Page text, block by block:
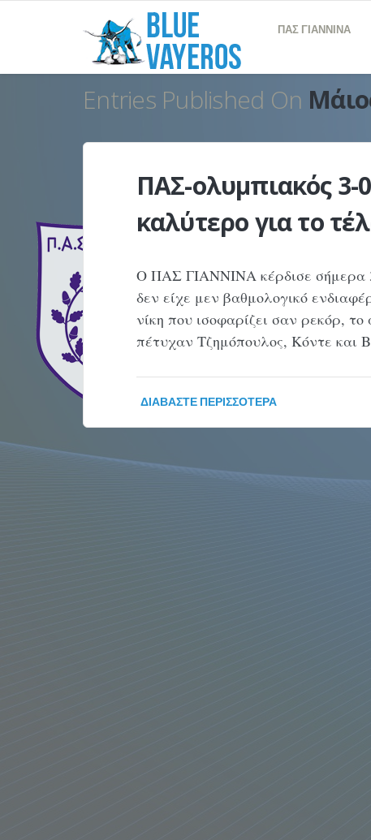
ΠΑΣ ΓΙΑΝΝΙΝΑ
Entries Published On
ΠΑΣ-ολυμπιακός
καλύτερο για το
Ο ΠΑΣ ΓΙΑΝΝΙΝΑ κέρδισε σήμερα
δεν είχε μεν βαθμολογικό
νίκη που ισοφαρίζει σαν ρεκόρ,
πέτυχαν Τζημόπουλος, Κόντε και
ΔΙΑΒΆΣΤΕ ΠΕΡΙΣΣΌΤΕΡΑ